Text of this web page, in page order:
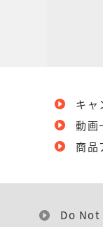
キャ
動画
商品
Do